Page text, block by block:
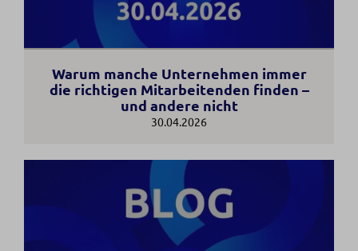
Warum manche Unternehmen immer
die richtigen Mitarbeitenden finden –
und andere nicht
30.04.2026